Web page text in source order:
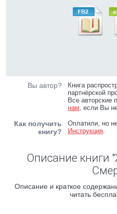
Вы автор?
Книга
партнёрской
Все авторские
нам, если Вы
Как получить
книгу?
Оплатили, но
Инструкция.
Описание книги
Описание и краткое
читать